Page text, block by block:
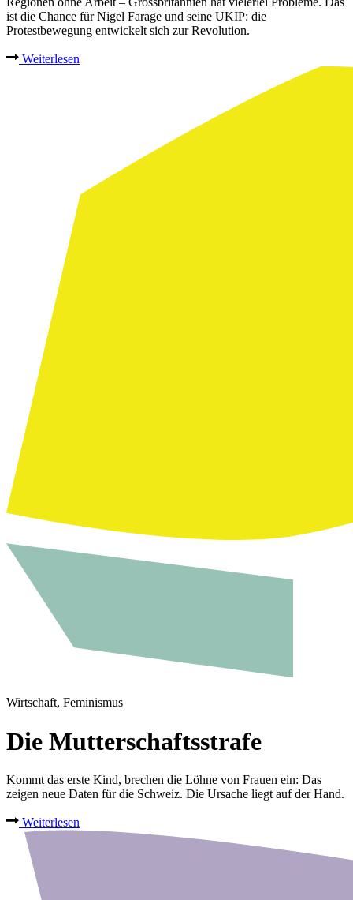
ist die Chance für Nigel Farage und seine UKIP: die
Protestbewegung entwickelt sich zur Revolution.
Weiterlesen
Wirtschaft, Feminismus
Die Mutterschaftsstrafe
Kommt das erste Kind, brechen die Löhne von Frauen ein: Das
zeigen neue Daten für die Schweiz. Die Ursache liegt auf der Hand.
Weiterlesen